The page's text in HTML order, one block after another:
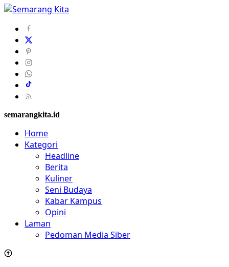
semarangkita.id
Home
Kategori
Headline
Berita
Kuliner
Seni Budaya
Kabar Kampus
Opini
Laman
Pedoman Media Siber